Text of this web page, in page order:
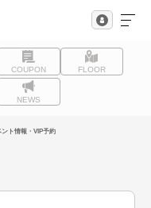
COUPON FLOOR
NEWS
ト情報・VIP予約